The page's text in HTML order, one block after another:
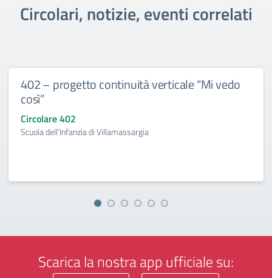
Circolari, notizie, eventi correlati
402 – progetto continuità verticale “Mi vedo
così”
Circolare 402
Scuola dell’Infanzia di Villamassargia
Scarica la nostra app ufficiale su: